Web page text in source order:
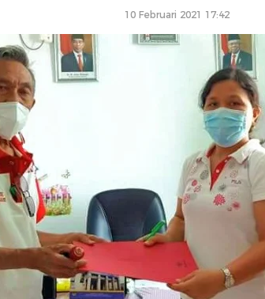
10 Februari 2021 17:42